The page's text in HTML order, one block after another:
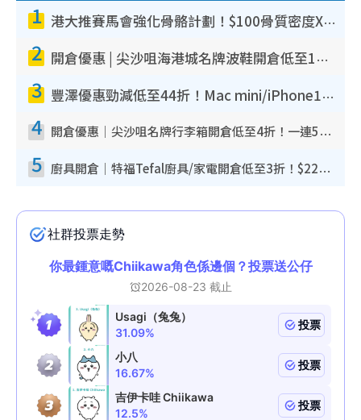
1 港大推賽馬會強化骨骼計劃！$100骨質密度X光檢查 完成免費運動訓練送超市禮券！附參加資格
2 開倉優惠 | 尖沙咀海港城名牌波鞋開倉低至1折！On鞋$899起／Joy&Peace鞋履$98起
3 豐澤優惠勁減低至44折！Mac mini/iPhone17Pro大減價！廚房家電$220起
4 開倉優惠｜尖沙咀名牌行李箱開倉低至4折！一連5日 American Tourister/ace./Hallmark $200起！
5 廚具開倉｜特福Tefal廚具/家電開倉低至3折！$220起買平底鍋/炒鑊/湯煲！電飯煲/吸塵機/燙斗$418起